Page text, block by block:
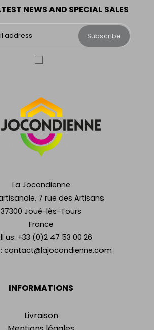
INFORMATIONS
Livraison
La Jocondienne
7 rue des Artisans
37300 Joué-lès-Tours
France
us: +33 (0)2 47 53 00 26
contact@lajocondienne.com
NEWS AND SPECIAL SALES
Subscribe